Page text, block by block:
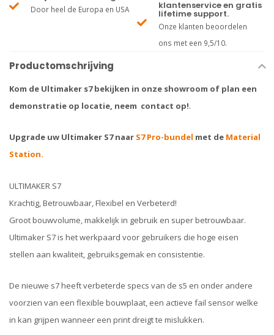
Door heel de Europa en USA klantenservice en gratis
lifetime support.
Onze klanten beoordelen
ons met een 9,5/10.
Productomschrijving
Kom de Ultimaker s7 bekijken in onze showroom of plan een
demonstratie op locatie, neem contact op!.
Upgrade uw Ultimaker S7 naar S7 Pro-bundel met de Material
Station.
ULTIMAKER S7
Krachtig, Betrouwbaar, Flexibel en Verbeterd!
Groot bouwvolume, makkelijk in gebruik en super betrouwbaar.
Ultimaker S7 is het werkpaard voor gebruikers die hoge eisen
stellen aan kwaliteit, gebruiksgemak en consistentie.
De nieuwe s7 heeft verbeterde specs van de s5 en onder andere
voorzien van een flexible bouwplaat, een actieve fail sensor welke
in kan grijpen wanneer een print dreigt te mislukken.